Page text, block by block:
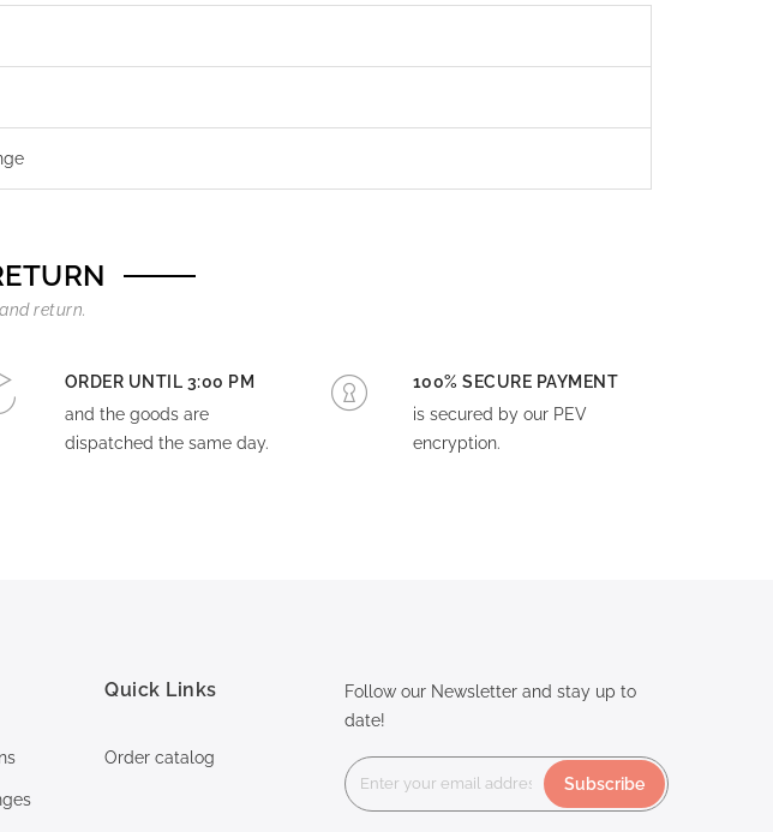
return.
ORDER UNTIL 3:00 PM
and the goods are
dispatched the same day.
100% SECURE PAYMENT
is secured by our PEV
encryption.
Quick Links
Order catalog
Follow our Newsletter and stay up to
date!
Subscribe